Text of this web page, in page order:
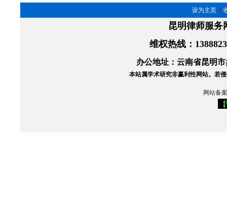
设为主页
昆明律师服
维权热线 ：
办公地址：云南省昆明
本站属学术研究非赢利性网站。 若
网站备